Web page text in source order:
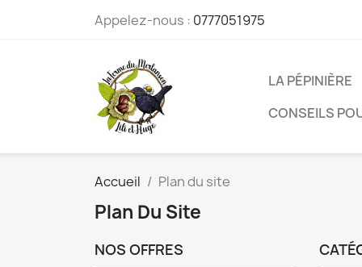
Appelez-nous : 0777051975
LA PÉPINIÈRE
CONSEILS
Accueil Plan du site
Plan Du Site
NOS OFFRES